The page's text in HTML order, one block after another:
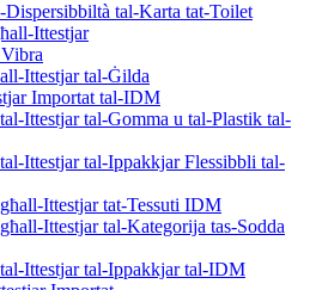
Dispersibbiltà tal-Karta tat-Toilet
Ittestjar
Ittestjar tal-Ġilda
Importat tal-IDM
Ittestjar tal-Gomma u tal-Plastik tal-
Ittestjar tal-Ippakkjar Flessibbli tal-
Ittestjar tat-Tessuti IDM
Ittestjar tal-Kategorija tas-Sodda
Ittestjar tal-Ippakkjar tal-IDM